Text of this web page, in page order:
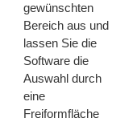
gewünschten
Bereich aus und
lassen Sie die
Software die
Auswahl durch
eine
Freiformfläche